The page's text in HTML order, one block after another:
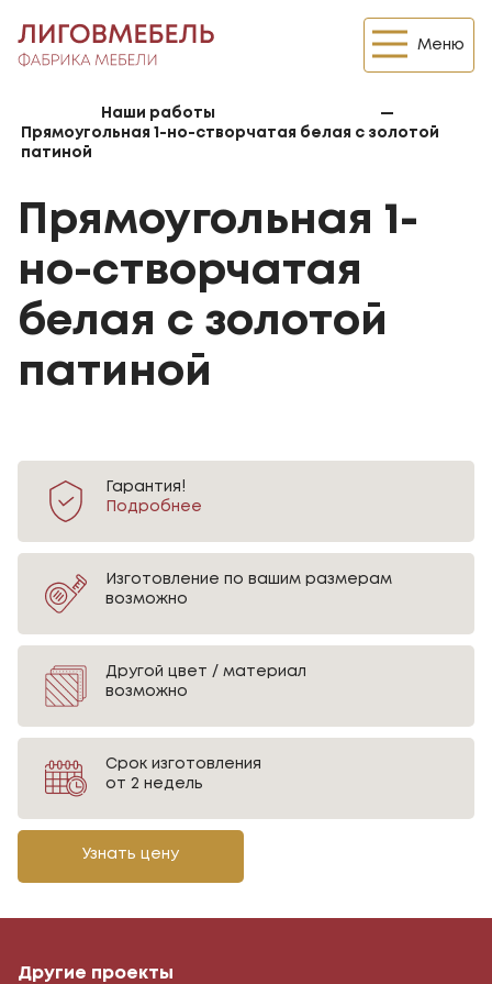
Меню
Наши работы
—
Прямоугольная 1-но-створчатая белая с золотой
патиной
Прямоугольная 1-
но-створчатая
белая с золотой
патиной
Гарантия!
Подробнее
Изготовление по вашим размерам
возможно
Другой цвет / материал
возможно
Срок изготовления
от 2 недель
Узнать цену
Другие проекты